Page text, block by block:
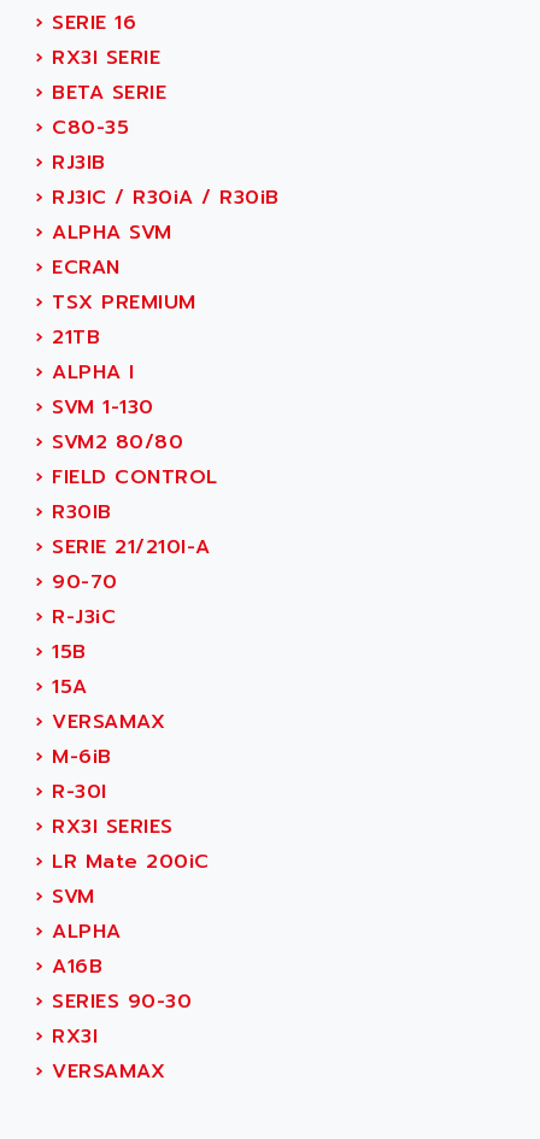
wyse
DGN
BULLETIN 160
SIMATIC S5 101U
FX SERIE
VEA
CONTROL LOGIX
VERSAMAX
MAGIC
POSMO
SIMATIC TI505
PMC 1000
ACS400
584S
LEXIUM 15
SAFETY RELAY
COMBIVERT F4
SÉRIE 1000
PANELVIEW PLUS
PANEL VIEW 550
SLC500
S4-S4C-S4C+
RPX10
MICROLOGIX
PNOZ
ROTOVAR
AS-I
507
AOR
APACER
APATOR
APC
APE
APELCO-CAREL
APELEC
APEM
APEX
APLEX TECHNOLOGY
APOTEKA
APPA
APPARATEBAU HUNDSBACH
APPLE
APPLICOM
APPLIED MATERIALS
APPLIED ROBOTICS
APRIL
APT
APTOR
APV
APW
AQUA SMART
AQUALYSE
AQUAMED
AQUAMETRO
AQUASET
ARAG
› SERIE 16
› RX3I SERIE
› BETA SERIE
› C80-35
› RJ3IB
› RJ3IC / R30iA / R30iB
› ALPHA SVM
› ECRAN
› TSX PREMIUM
› 21TB
› ALPHA I
› SVM 1-130
› SVM2 80/80
› FIELD CONTROL
› R30IB
› SERIE 21/210I-A
› 90-70
› R-J3iC
› 15B
› 15A
› VERSAMAX
› M-6iB
› R-30I
› RX3I SERIES
› LR Mate 200iC
› SVM
› ALPHA
› A16B
› SERIES 90-30
› RX3I
› VERSAMAX